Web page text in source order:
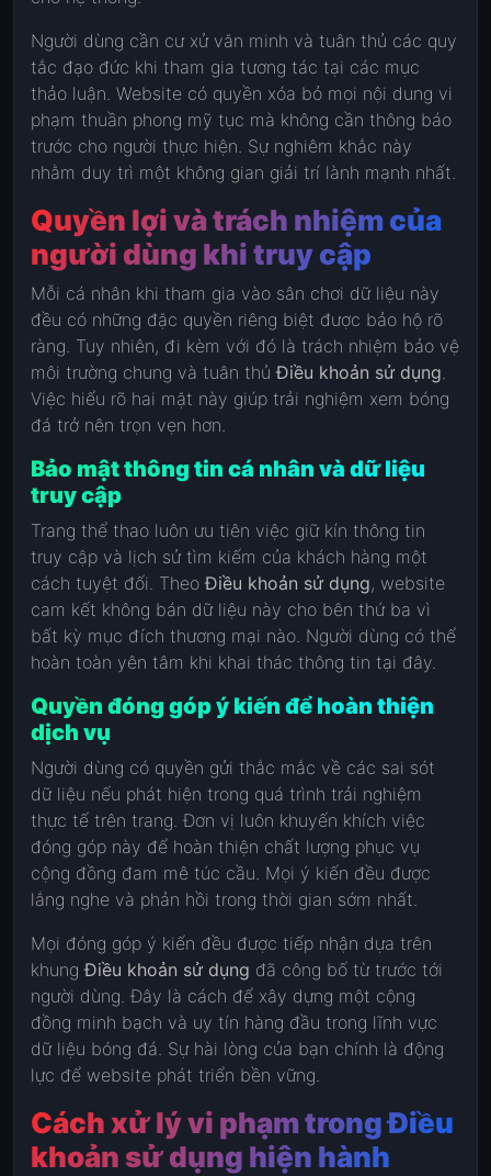
Người dùng cần cư xử văn minh và tuân thủ các quy
tắc đạo đức khi tham gia tương tác tại các mục
thảo luận. Website có quyền xóa bỏ mọi nội dung vi
phạm thuần phong mỹ tục mà không cần thông báo
trước cho người thực hiện. Sự nghiêm khắc này
nhằm duy trì một không gian giải trí lành mạnh nhất.
Quyền lợi và trách nhiệm của
người dùng khi truy cập
Mỗi cá nhân khi tham gia vào sân chơi dữ liệu này
đều có những đặc quyền riêng biệt được bảo hộ rõ
ràng. Tuy nhiên, đi kèm với đó là trách nhiệm bảo vệ
môi trường chung và tuân thủĐiều khoản sử dụng.
Việc hiểu rõ hai mặt này giúp trải nghiệm xem bóng
đá trở nên trọn vẹn hơn.
Bảo mật thông tin cá nhân và dữ liệu
truy cập
Trang thể thao luôn ưu tiên việc giữ kín thông tin
truy cập và lịch sử tìm kiếm của khách hàng một
cách tuyệt đối. TheoĐiều khoản sử dụng, website
cam kết không bán dữ liệu này cho bên thứ ba vì
bất kỳ mục đích thương mại nào. Người dùng có thể
hoàn toàn yên tâm khi khai thác thông tin tại đây.
Quyền đóng góp ý kiến để hoàn thiện
dịch vụ
Người dùng có quyền gửi thắc mắc về các sai sót
dữ liệu nếu phát hiện trong quá trình trải nghiệm
thực tế trên trang. Đơn vị luôn khuyến khích việc
đóng góp này để hoàn thiện chất lượng phục vụ
cộng đồng đam mê túc cầu. Mọi ý kiến đều được
lắng nghe và phản hồi trong thời gian sớm nhất.
Mọi đóng góp ý kiến đều được tiếp nhận dựa trên
khungĐiều khoản sử dụng đã công bố từ trước tới
người dùng. Đây là cách để xây dựng một cộng
đồng minh bạch và uy tín hàng đầu trong lĩnh vực
dữ liệu bóng đá. Sự hài lòng của bạn chính là động
lực để website phát triển bền vững.
Cách xử lý vi phạm trong Điều
khoản sử dụng hiện hành